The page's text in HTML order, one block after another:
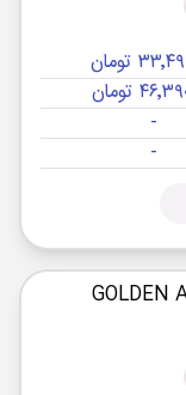
تومان
تومان
-
-